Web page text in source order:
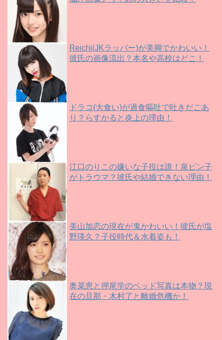
Reichi(JKラッパー)が美脚でかわいい！
彼氏の画像流出？本名や高校はどこ！
ドラコ(大食い)が過食嘔吐で吐きだこあ
り？らすかると炎上の理由！
江口のりこの嫌いな子役は誰！泉ピン子
がトラウマ？彼氏や結婚できない理由！
美山加恋の現在が鬼かわいい！彼氏が塩
野瑛久？子役時代＆水着姿も！
奥菜恵と押尾学のベッド写真は本物？現
在の旦那・木村了と離婚危機か！